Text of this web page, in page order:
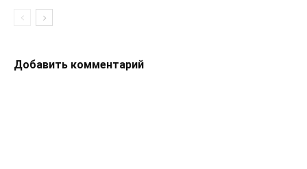
Добавить комментарий